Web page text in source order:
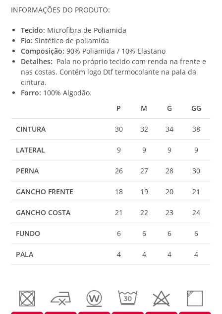
0
INFORMAÇÕES DO PRODUTO:
Tecido: Microfibra de Poliamida
Fio: Sintético de poliamida
Composição:90% Poliamida / 10% Elastano
Detalhes: Pala no próprio tecido com renda na frente e
nas costas. Contém logo Dtf termocolante na pala da
cintura.
Forro: 100% Algodão.
P
M G GG
CINTURA 30 32 34 38
LATERAL 9 9 9 9
PERNA 26 27 28 30
GANCHO FRENTE 18 19 20 21
GANCHO COSTA 21 22 23 24
FUNDO 6 6 6 6
PALA 4 4 4 4